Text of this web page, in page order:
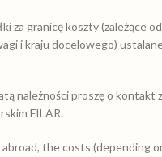
za granicękoszty (zależące od
i kraju docelowego)
należności proszę o kontakt z
FILAR.
the costs (depending